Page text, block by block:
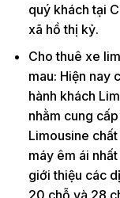
quý khách tại
xã hồ thị kỷ.
Cho thuê xe
mau: Hiện nay
hành khách
nhằm cung
Limousine
máy êm ái
giới thiệu các